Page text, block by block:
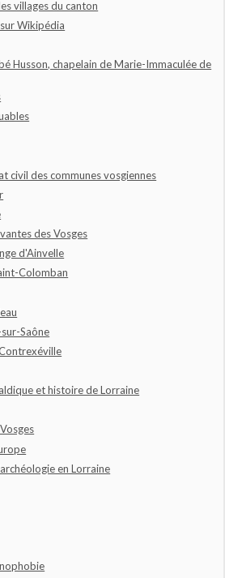
villages du canton
Wikipédia
Husson, chapelain de Marie-Immaculée de
civil des communes vosgiennes
des Vosges
d'Ainvelle
Colomban
Saône
et histoire de Lorraine
en Lorraine